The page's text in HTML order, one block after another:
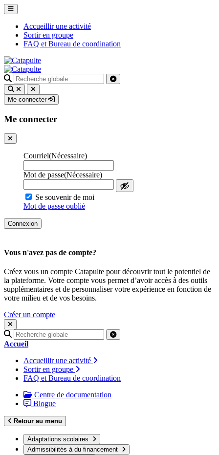
Accueillir une activité
Sortir en groupe
FAQ et Bureau de coordination
Recherche
pour
:
Me connecter
Me connecter
Courriel(Nécessaire)
Mot de passe(Nécessaire)
Se souvenir de moi
Mot de passe oublié
Vous n'avez pas de compte?
Créez vous un compte Catapulte pour découvrir tout le potentiel de
la plateforme. Votre compte vous permet d’avoir accès à des outils
supplémentaires et de personnaliser votre expérience en fonction de
votre milieu et de vos besoins.
Créer un compte
Recherche
pour
Accueil
Accueillir une activité
Sortir en groupe
FAQ et Bureau de coordination
Centre de documentation
Blogue
Retour au menu
Adaptations scolaires
Admissibilités à du financement